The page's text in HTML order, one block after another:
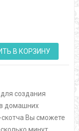
В КОРЗИНУ
создания
домашних
Вы сможете